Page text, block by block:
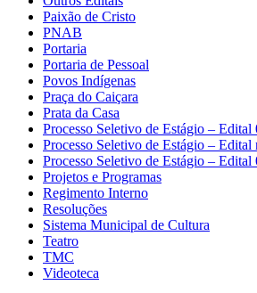
Paixão de Cristo
PNAB
Portaria
Portaria de Pessoal
Povos Indígenas
Praça do Caiçara
Prata da Casa
Processo Seletivo de Estágio – Edital
Processo Seletivo de Estágio – Edital
Processo Seletivo de Estágio – Edital
Projetos e Programas
Regimento Interno
Resoluções
Sistema Municipal de Cultura
Teatro
TMC
Videoteca